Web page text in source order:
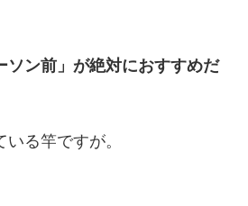
ソン前」が絶対におすすめだ
る竿ですが。